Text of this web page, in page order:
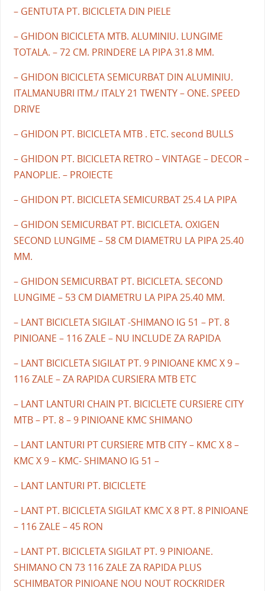
– GENTUTA PT. BICICLETA DIN PIELE
– GHIDON BICICLETA MTB. ALUMINIU. LUNGIME
TOTALA. – 72 CM. PRINDERE LA PIPA 31.8 MM.
– GHIDON BICICLETA SEMICURBAT DIN ALUMINIU.
ITALMANUBRI ITM./ ITALY 21 TWENTY – ONE. SPEED
DRIVE
– GHIDON PT. BICICLETA MTB . ETC. second BULLS
– GHIDON PT. BICICLETA RETRO – VINTAGE – DECOR –
PANOPLIE. – PROIECTE
– GHIDON PT. BICICLETA SEMICURBAT 25.4 LA PIPA
– GHIDON SEMICURBAT PT. BICICLETA. OXIGEN
SECOND LUNGIME – 58 CM DIAMETRU LA PIPA 25.40
MM.
– GHIDON SEMICURBAT PT. BICICLETA. SECOND
LUNGIME – 53 CM DIAMETRU LA PIPA 25.40 MM.
– LANT BICICLETA SIGILAT -SHIMANO IG 51 – PT. 8
PINIOANE – 116 ZALE – NU INCLUDE ZA RAPIDA
– LANT BICICLETA SIGILAT PT. 9 PINIOANE KMC X 9 –
116 ZALE – ZA RAPIDA CURSIERA MTB ETC
– LANT LANTURI CHAIN PT. BICICLETE CURSIERE CITY
MTB – PT. 8 – 9 PINIOANE KMC SHIMANO
– LANT LANTURI PT CURSIERE MTB CITY – KMC X 8 –
KMC X 9 – KMC- SHIMANO IG 51 –
– LANT LANTURI PT. BICICLETE
– LANT PT. BICICLETA SIGILAT KMC X 8 PT. 8 PINIOANE
– 116 ZALE – 45 RON
– LANT PT. BICICLETA SIGILAT PT. 9 PINIOANE.
SHIMANO CN 73 116 ZALE ZA RAPIDA PLUS
SCHIMBATOR PINIOANE NOU NOUT ROCKRIDER